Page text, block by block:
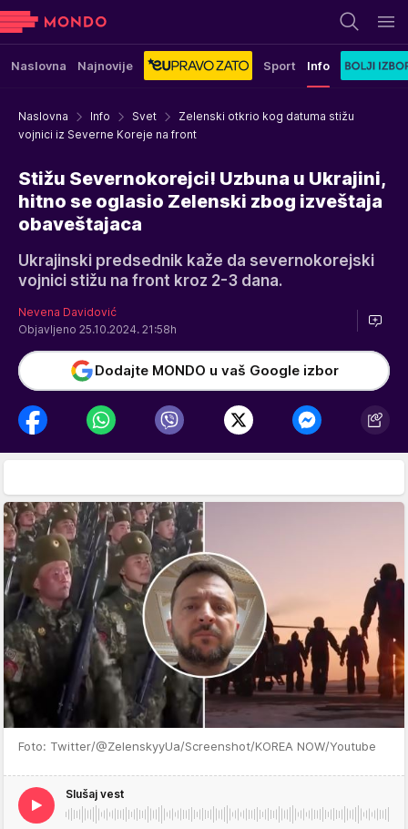
Naslovna Najnovije Sport Info
Naslovna Info Svet
Zelenski otkrio kog datuma stižu
vojnici iz Severne Koreje na front
Stižu Severnokorejci! Uzbuna u Ukrajini,
hitno se oglasio Zelenski zbog izveštaja
obaveštajaca
Ukrajinski predsednik kaže da severnokorejski
vojnici stižu na front kroz 2-3 dana.
Nevena Davidović
Objavljeno 25.10.2024. 21:58h
Dodajte MONDO u vaš Google izbor
Foto: Twitter/@ZelenskyyUa/Screenshot/KOREA NOW/Youtube
Slušaj vest